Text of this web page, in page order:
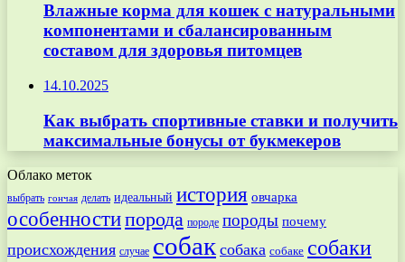
Влажные корма для кошек с натуральными
компонентами и сбалансированным
составом для здоровья питомцев
14.10.2025
Как выбрать спортивные ставки и получить
максимальные бонусы от букмекеров
Облако меток
выбрать гончая делать идеальный история овчарка
особенностипорода породе породы почему
происхождения случае собак собака собаке собаки